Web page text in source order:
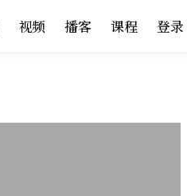
视频 播客 课程 登录